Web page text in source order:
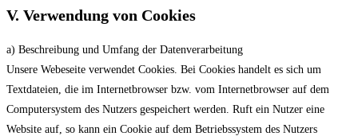
V. Verwendung von Cookies
a) Beschreibung und Umfang der Datenverarbeitung
Unsere Webeseite verwendet Cookies. Bei Cookies handelt es sich um
Textdateien, die im Internetbrowser bzw. vom Internetbrowser auf dem
Computersystem des Nutzers gespeichert werden. Ruft ein Nutzer eine
Website auf, so kann ein Cookie auf dem Betriebssystem des Nutzers